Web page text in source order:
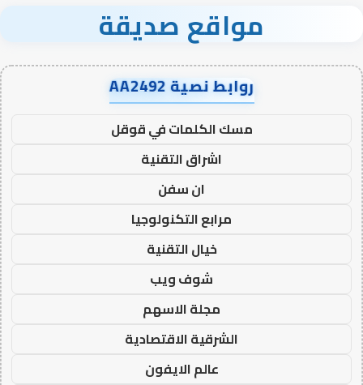
مواقع صديقة
روابط نصية AA2492
مسك الكلمات في قوقل
اشراق التقنية
ان سفن
مرابع التكنولوجيا
خيال التقنية
شوف ويب
مجلة الاسهم
الشرقية الاقتصادية
عالم الايفون